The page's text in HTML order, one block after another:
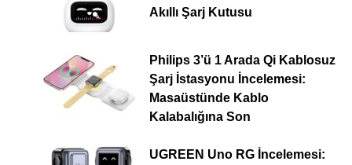
Akıllı Şarj Kutusu
Philips 3’ü 1 Arada Qi Kablosuz
Şarj İstasyonu İncelemesi:
Masaüstünde Kablo
Kalabalığına Son
UGREEN Uno RG İncelemesi: